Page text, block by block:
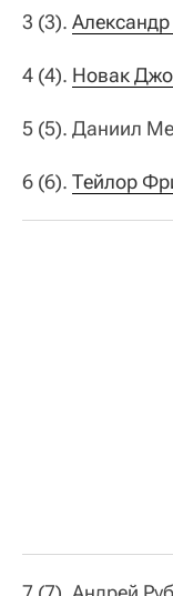
3 (3).
4 (4). Новак
5 (5). Даниил
6 (6). Тейлор